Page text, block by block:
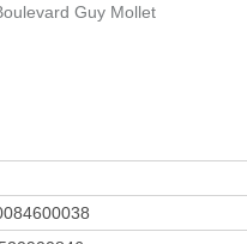
Guy Mollet